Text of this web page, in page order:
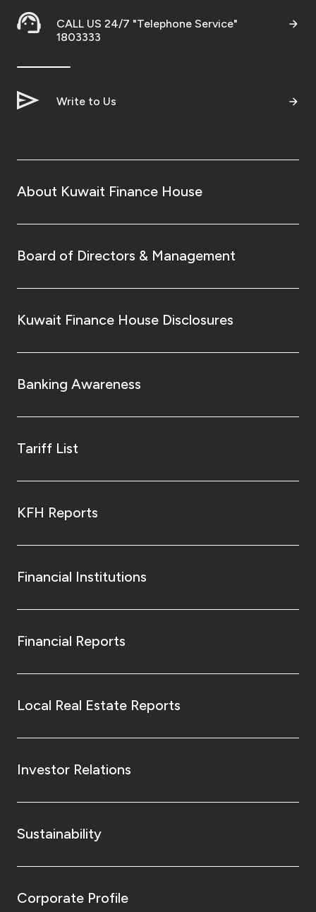
CALL US 24/7 "Telephone Service"
1803333
Write to Us
About Kuwait Finance House
Board of Directors & Management
Kuwait Finance House Disclosures
Banking Awareness
Tariff List
KFH Reports
Financial Institutions
Financial Reports
Local Real Estate Reports
Investor Relations
Sustainability
Corporate Profile